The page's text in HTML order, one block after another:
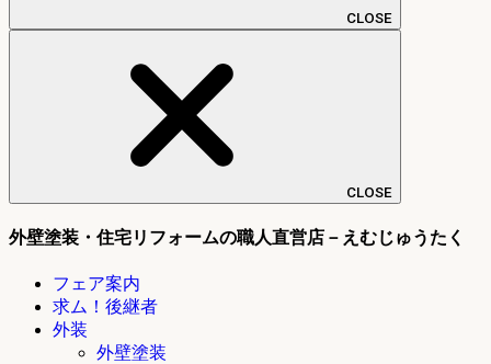
CLOSE
CLOSE
外壁塗装・住宅リフォームの職人直営店－えむじゅうたく
フェア案内
求ム！後継者
外装
外壁塗装